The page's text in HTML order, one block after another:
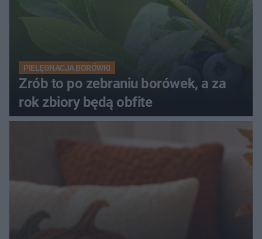
PIELĘGNACJA BORÓWKI
Zrób to po zebraniu borówek, a za
rok zbiory będą obfite